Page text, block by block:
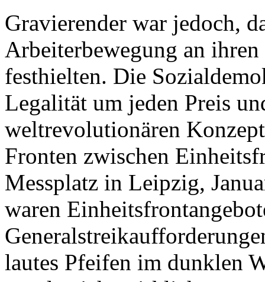
Gravierender war jedoch,
Arbeiterbewegung an
festhielten. Die
Legalität um jeden Preis
weltrevolutionären
Fronten zwischen
Messplatz in Leipzig,
waren
lautes Pfeifen im dunklen